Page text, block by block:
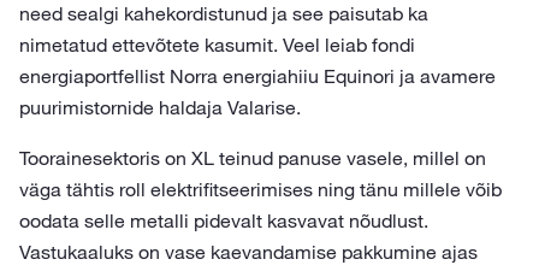
need sealgi kahekordistunud ja see paisutab ka
nimetatud ettevõtete kasumit. Veel leiab fondi
energiaportfellist Norra energiahiiu Equinori ja avamere
puurimistornide haldaja Valarise.
Toorainesektoris on XL teinud panuse vasele, millel on
väga tähtis roll elektrifitseerimises ning tänu millele võib
oodata selle metalli pidevalt kasvavat nõudlust.
Vastukaaluks on vase kaevandamise pakkumine ajas